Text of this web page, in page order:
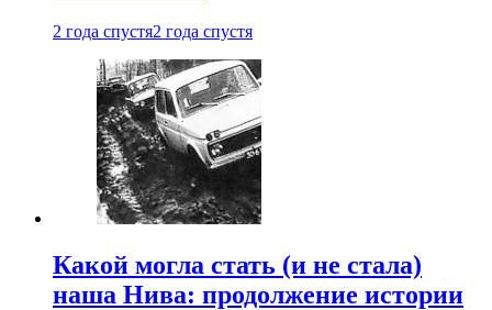
2 года спустя2 года спустя
Какой могла стать (и не стала)
наша Нива: продолжение истории